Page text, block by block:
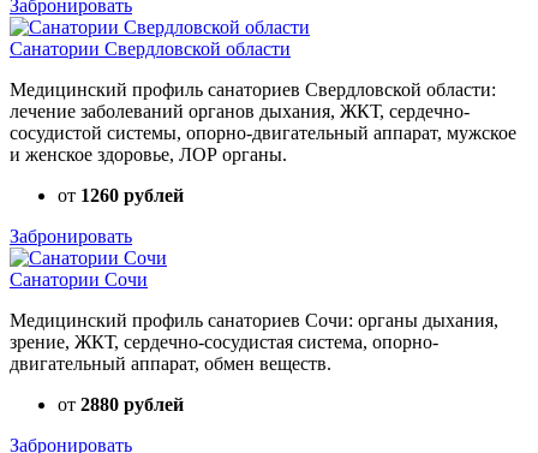
Забронировать
Санатории Свердловской области
Медицинский профиль санаториев Свердловской области:
лечение заболеваний органов дыхания, ЖКТ, сердечно-
сосудистой системы, опорно-двигательный аппарат, мужское
и женское здоровье, ЛОР органы.
от 1260 рублей
Забронировать
Санатории Сочи
Медицинский профиль санаториев Сочи: органы дыхания,
зрение, ЖКТ, сердечно-сосудистая система, опорно-
двигательный аппарат, обмен веществ.
от 2880 рублей
Забронировать